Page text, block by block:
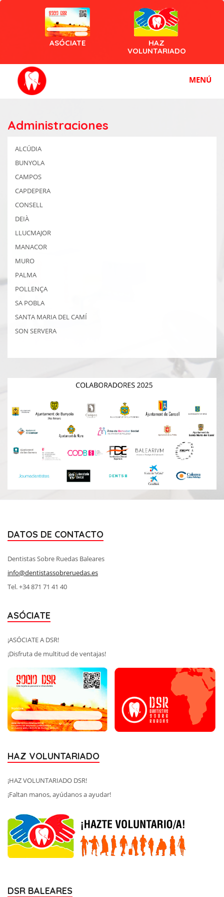
ASÓCIATE
HAZ
VOLUNTARIADO
MENÚ
Administraciones
ALCÚDIA
BUNYOLA
CAMPOS
CAPDEPERA
CONSELL
DEIÀ
LLUCMAJOR
MANACOR
MURO
PALMA
POLLENÇA
SA POBLA
SANTA MARIA DEL CAMÍ
SON SERVERA
DATOS DE CONTACTO
Dentistas Sobre Ruedas Baleares
info@dentistassobreruedas.es
Tel. +34 871 71 41 40
ASÓCIATE
¡ASÓCIATE A DSR!
¡Disfruta de multitud de ventajas!
HAZ VOLUNTARIADO
¡HAZ VOLUNTARIADO DSR!
¡Faltan manos, ayúdanos a ayudar!
DSR BALEARES